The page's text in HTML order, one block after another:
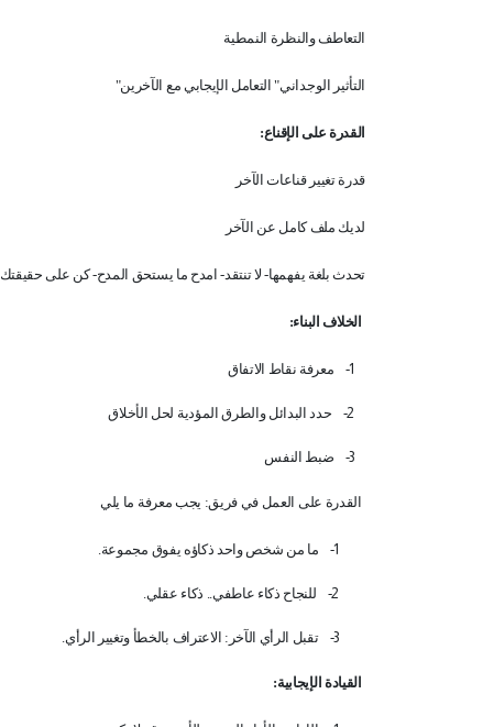
التعاطف والنظرة النمطية
التأثير الوجداني" التعامل الإيجابي مع الآخرين"
القدرة على الإقناع:
قدرة تغيير قناعات الآخر
لديك ملف كامل عن الآخر
تحدث بلغة يفهمها- لا تنتقد- امدح ما يستحق المدح- كن على حقيقتك
الخلاف البناء:
1- معرفة نقاط الاتفاق
2- حدد البدائل والطرق المؤدية لحل الأخلاق
3- ضبط النفس
القدرة على العمل في فريق: يجب معرفة ما يلي
1- ما من شخص واحد ذكاؤه يفوق مجموعة
2- للنجاح ذكاء عاطفي.. ذكاء عقلي
3- تقبل الرأي الآخر: الاعتراف بالخطأ وتغيير الرأي.
القيادة الإيجابية: